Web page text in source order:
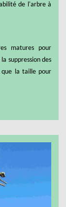
de l'arbre à
matures pour
suppression des
que la taille pour